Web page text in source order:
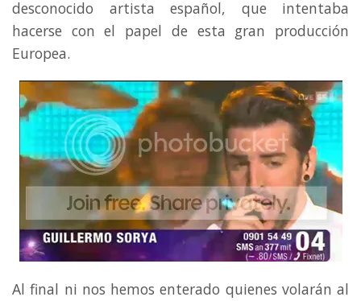
desconocido artista español, que intentaba
hacerse con el papel de esta gran producción
Europea.
Al final ni nos hemos enterado quienes volarán al